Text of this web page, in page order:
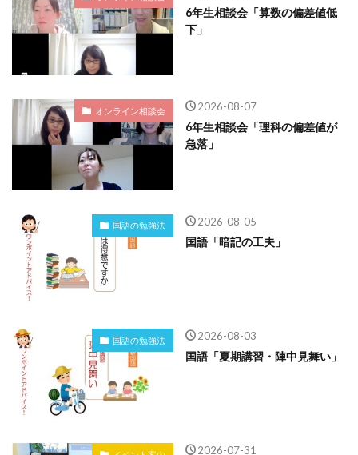
6年生相談会「算数の偏差値低
下」
オンライン相談会 2026-08-07
6年生相談会「理科の偏差値が
急落」
国語の勉強法 2026-08-05
国語「暗記の工夫」
国語の勉強法 2026-08-03
国語「夏期講習・陣中見舞い」
2026-07-31